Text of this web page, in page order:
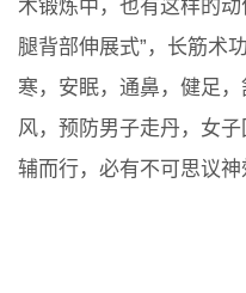
术锻炼中，也有这样的
腿背部伸展式”，长筋术
寒，安眠，通鼻，健足
风，预防男子走丹，女
辅而行，必有不可思议神